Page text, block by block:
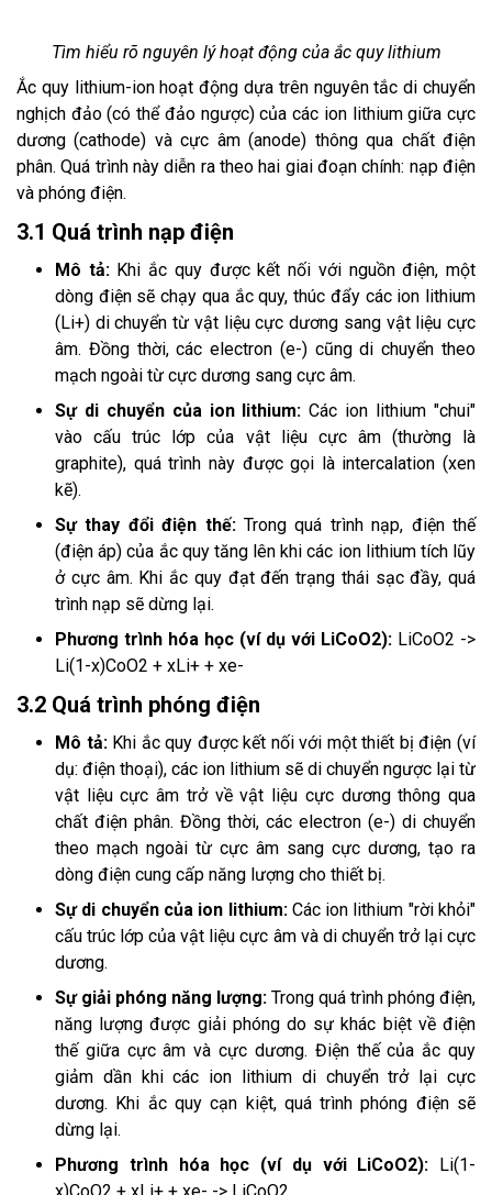
Tìm hiểu rõ nguyên lý hoạt động của ắc quy lithium
Ắc quy lithium-ion hoạt động dựa trên nguyên tắc di chuyển
nghịch đảo (có thể đảo ngược) của các ion lithium giữa cực
dương (cathode) và cực âm (anode) thông qua chất điện
phân. Quá trình này diễn ra theo hai giai đoạn chính: nạp điện
và phóng điện.
3.1 Quá trình nạp điện
Mô tả:Khi ắc quy được kết nối với nguồn điện, một
dòng điện sẽ chạy qua ắc quy, thúc đẩy các ion lithium
(Li+) di chuyển từ vật liệu cực dương sang vật liệu cực
âm. Đồng thời, các electron (e-) cũng di chuyển theo
mạch ngoài từ cực dương sang cực âm.
Sự di chuyển của ion lithium: Các ion lithium "chui"
vào cấu trúc lớp của vật liệu cực âm (thường là
graphite), quá trình này được gọi là intercalation (xen
kẽ).
Sự thay đổi điện thế:Trong quá trình nạp, điện thế
(điện áp) của ắc quy tăng lên khi các ion lithium tích lũy
ở cực âm. Khi ắc quy đạt đến trạng thái sạc đầy, quá
trình nạp sẽ dừng lại.
Phương trình hóa học (ví dụ với LiCoO2): LiCoO2 ->
Li(1-x)CoO2 + xLi+ + xe-
3.2 Quá trình phóng điện
Mô tả:Khi ắc quy được kết nối với một thiết bị điện (ví
dụ: điện thoại), các ion lithium sẽ di chuyển ngược lại từ
vật liệu cực âm trở về vật liệu cực dương thông qua
chất điện phân. Đồng thời, các electron (e-) di chuyển
theo mạch ngoài từ cực âm sang cực dương, tạo ra
dòng điện cung cấp năng lượng cho thiết bị.
Sự di chuyển của ion lithium:Các ion lithium "rời khỏi"
cấu trúc lớp của vật liệu cực âm và di chuyển trở lại cực
dương.
Sự giải phóng năng lượng: Trong quá trình phóng điện,
năng lượng được giải phóng do sự khác biệt về điện
thế giữa cực âm và cực dương. Điện thế của ắc quy
giảm dần khi các ion lithium di chuyển trở lại cực
dương. Khi ắc quy cạn kiệt, quá trình phóng điện sẽ
dừng lại.
Phương trình hóa học (ví dụ với LiCoO2): Li(1-